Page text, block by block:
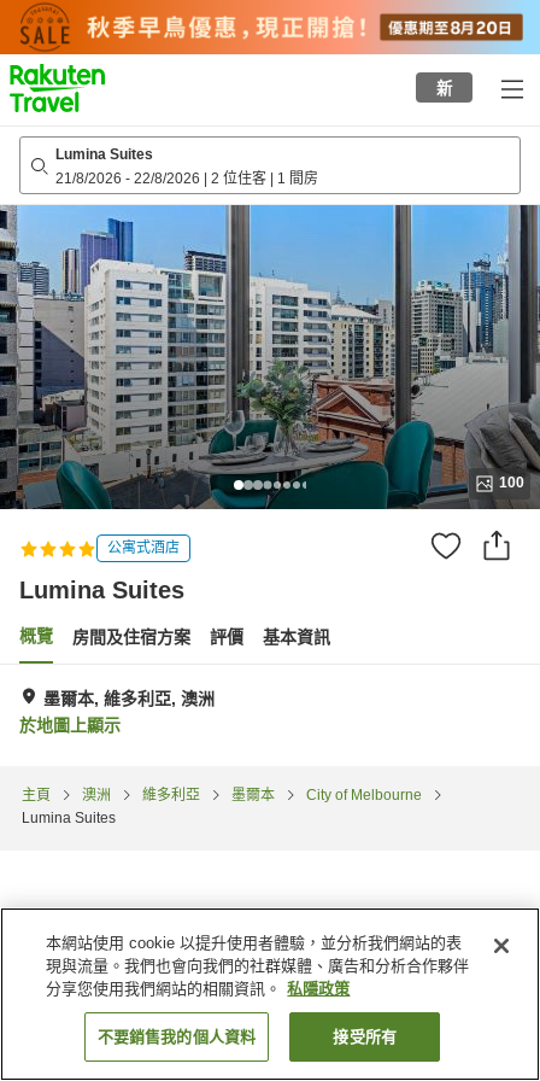
to
top
page
新
Lumina Suites
21/8/2026 - 22/8/2026 | 2 位住客 | 1 間房
100
公寓式酒店
Lumina Suites
概覽 房間及住宿方案 評價 基本資訊
墨爾本, 維多利亞, 澳洲
於地圖上顯示
主頁 澳洲 維多利亞 墨爾本
City of Melbourne
Lumina Suites
找客房
本網站使用 cookie 以提升使用者體驗，並分析我們網站的表
現與流量。我們也會向我們的社群媒體、廣告和分析合作夥伴
分享您使用我們網站的相關資訊。
私隱政策
不要銷售我的個人資料 接受所有